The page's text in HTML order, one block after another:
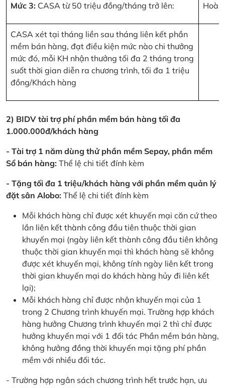
Mức 3: CASA từ 50 triệu đồng/tháng trở lên:
CASA xét tại tháng liền sau tháng liên kết phần
mềm bán hàng, đạt điều kiện mức nào chi thưởng
mức đó, mỗi KH nhận thưởng tối đa 2 tháng trong
suốt thời gian diễn ra chương trình, tối đa 1 triệu
đồng/Khách hàng
2) BIDV tài trợ phí phần mềm bán hàng tối đa
1.000.000đ/khách hàng
- Tài trợ 1 năm dùng thử phần mềm Sepay, phần mềm
Sổ bán hàng: Thể lệ chi tiết đính kèm
- Tặng tối đa 1 triệu/khách hàng với phần mềm quản lý
đặt sân Alobo: Thể lệ chi tiết đính kèm
Mỗi khách hàng chỉ được xét khuyến mại căn cứ theo
lần liên kết thành công đầu tiên thuộc thời gian
khuyến mại (ngày liên kết thành công đầu tiên không
thuộc thời gian khuyến mại thì khách hàng sẽ không
được xét khuyến mại, không tính ngày liên kết trong
thời gian khuyến mại do khách hàng hủy đi liên kết
lại);
Mỗi khách hàng chỉ được nhận khuyến mại của 1
trong 2 Chương trình khuyến mại. Trường hợp khách
hàng hưởng Chương trình khuyến mại 2 thì chỉ được
hưởng khuyến mại với 1 đối tác Phần mềm bán hàng,
không hưởng đồng thời khuyến mại tặng phí phần
mềm với nhiều đối tác.
- Trường hợp ngân sách chương trình hết trước hạn, ưu